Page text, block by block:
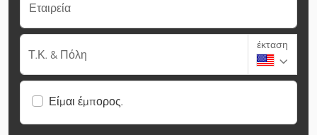
Εταιρεία
Τ.Κ. & Πόλη
έκταση
Είμαι έμπορος.